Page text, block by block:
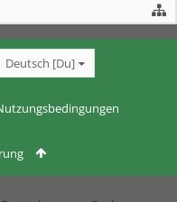
Deutsch [Du]